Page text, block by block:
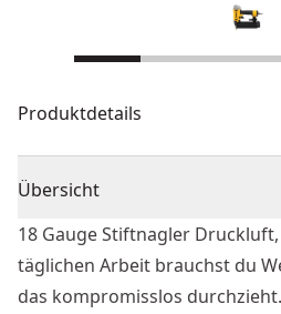
Produktdetails
Übersicht
18 Gauge Stiftnagler
täglichen Arbeit brauchst du
das kompromisslos